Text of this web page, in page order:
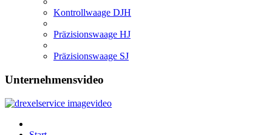
Kontrollwaage DJH
Präzisionswaage HJ
Präzisionswaage SJ
Unternehmensvideo